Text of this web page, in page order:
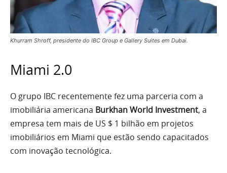
Khurram Shroff, presidente do IBC Group e Gallery Suites em Dubai.
Miami 2.0
O grupo IBC recentemente fez uma parceria com a
imobiliária americana Burkhan World Investment, a
empresa tem mais de US $ 1 bilhão em projetos
imobiliários em Miami que estão sendo capacitados
com inovação tecnológica.